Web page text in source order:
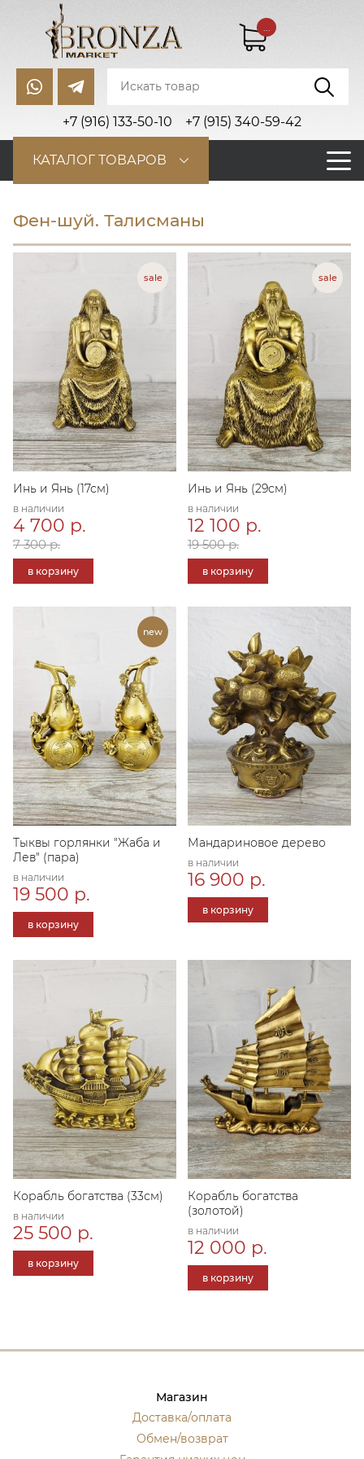
+7 (916) 133-50-10 +7 (915) 340-59-42
...
КАТАЛОГ ТОВАРОВ
Фен-шуй. Талисманы
Инь и Янь (17см)
в наличии
4 700 р.
7 300 р.
в корзину
Инь и Янь (29см)
в наличии
12 100 р.
19 500 р.
в корзину
Тыквы горлянки "Жаба и
Лев" (пара)
в наличии
19 500 р.
в корзину
Мандариновое дерево
в наличии
16 900 р.
в корзину
Корабль богатства (33см)
в наличии
25 500 р.
в корзину
Корабль богатства
(золотой)
в наличии
12 000 р.
в корзину
Магазин
Доставка/оплата
Обмен/возврат